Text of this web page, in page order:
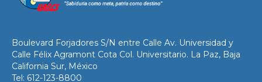
Boulevard Forjadores S/N entre Calle Av. Universidad y
Calle Félix Agramont Cota Col. Universitario. La Paz, Baja
California Sur, México
Tel: 612-123-8800